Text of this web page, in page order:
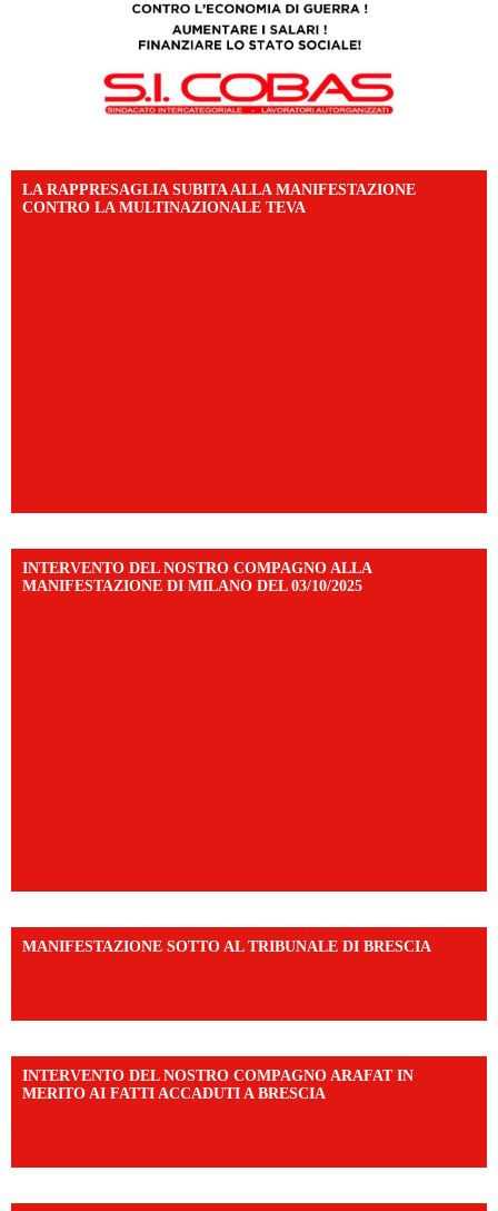
LA RAPPRESAGLIA SUBITA ALLA MANIFESTAZIONE
CONTRO LA MULTINAZIONALE TEVA
INTERVENTO DEL NOSTRO COMPAGNO ALLA
MANIFESTAZIONE DI MILANO DEL 03/10/2025
MANIFESTAZIONE SOTTO AL TRIBUNALE DI BRESCIA
INTERVENTO DEL NOSTRO COMPAGNO ARAFAT IN
MERITO AI FATTI ACCADUTI A BRESCIA